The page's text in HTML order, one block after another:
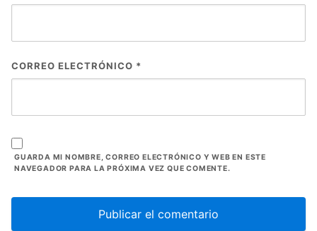
CORREO ELECTRÓNICO *
GUARDA MI NOMBRE, CORREO ELECTRÓNICO Y WEB EN ESTE
NAVEGADOR PARA LA PRÓXIMA VEZ QUE COMENTE.